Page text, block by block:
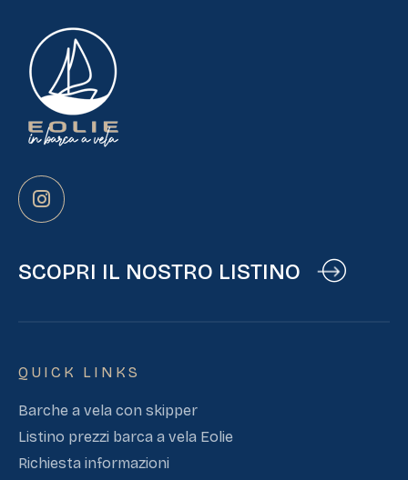
SCOPRI IL NOSTRO LISTINO
QUICK LINKS
Barche a vela con skipper
Listino prezzi barca a vela Eolie
Richiesta informazioni